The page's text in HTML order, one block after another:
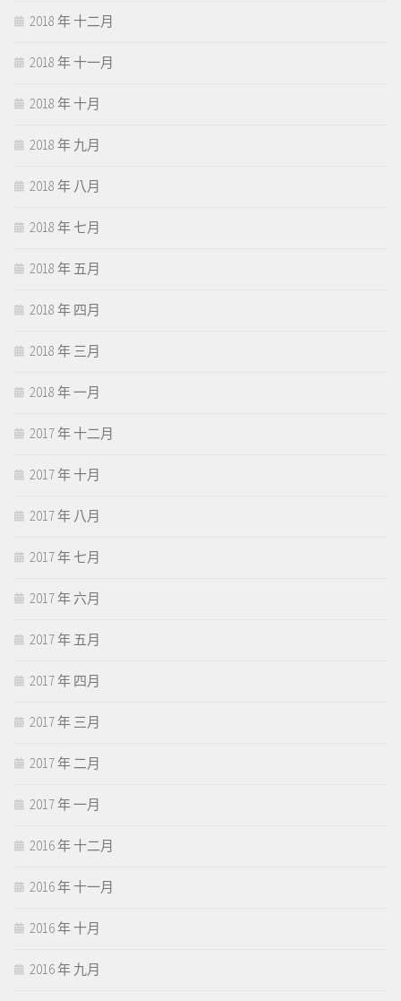
2018 年 十二月
2018 年 十一月
2018 年 十月
2018 年 九月
2018 年 八月
2018 年 七月
2018 年 五月
2018 年 四月
2018 年 三月
2018 年 一月
2017 年 十二月
2017 年 十月
2017 年 八月
2017 年 七月
2017 年 六月
2017 年 五月
2017 年 四月
2017 年 三月
2017 年 二月
2017 年 一月
2016 年 十二月
2016 年 十一月
2016 年 十月
2016 年 九月